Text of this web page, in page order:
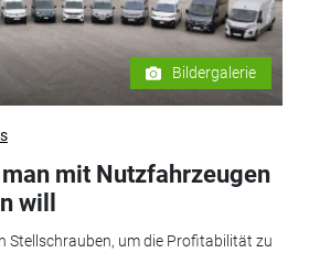
Bildergalerie
mit Nutzfahrzeugen
will
Stellschrauben, um die Profitabilität zu